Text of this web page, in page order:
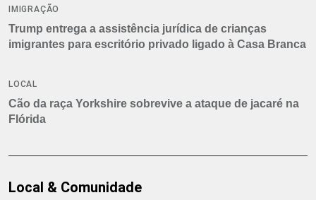
IMIGRAÇÃO
Trump entrega a assistência jurídica de crianças
imigrantes para escritório privado ligado à Casa Branca
LOCAL
Cão da raça Yorkshire sobrevive a ataque de jacaré na
Flórida
Local & Comunidade